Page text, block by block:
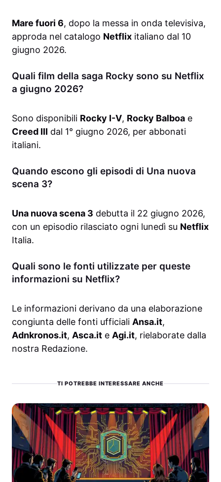
Mare fuori 6, dopo la messa in onda televisiva,
approda nel catalogo Netflix italiano dal 10
giugno 2026.
Quali film della saga Rocky sono su Netflix
a giugno 2026?
Sono disponibili Rocky I-V, Rocky Balboa e
Creed III dal 1° giugno 2026, per abbonati
italiani.
Quando escono gli episodi di Una nuova
scena 3?
Una nuova scena 3 debutta il 22 giugno 2026,
con un episodio rilasciato ogni lunedì su Netflix
Italia.
Quali sono le fonti utilizzate per queste
informazioni su Netflix?
Le informazioni derivano da una elaborazione
congiunta delle fonti ufficiali Ansa.it,
Adnkronos.it, Asca.it e Agi.it, rielaborate dalla
nostra Redazione.
TI POTREBBE INTERESSARE ANCHE